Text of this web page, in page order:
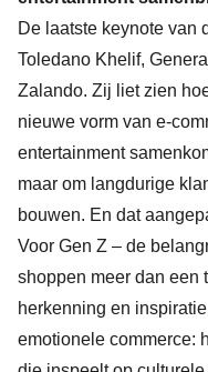
De laatste keynote van
Toledano Khelif,
Zalando. Zij liet zien
nieuwe vorm van e-
entertainment
maar om langdurige
bouwen. En dat
Voor Gen Z – de
shoppen meer dan een
herkenning en
emotionele commerce: